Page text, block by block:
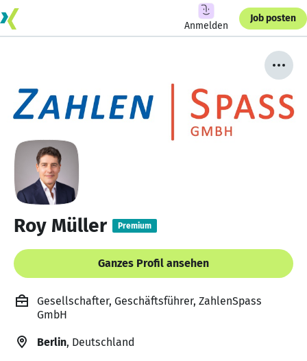
Anmelden
Job posten
Roy Müller Premium
Ganzes Profil ansehen
Gesellschafter, Geschäftsführer, ZahlenSpass
GmbH
Berlin, Deutschland